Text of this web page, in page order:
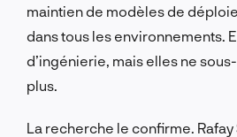
maintien de modèles de
dans tous les environnements.
d’ingénierie, mais elles ne
plus.
La recherche le confirme.